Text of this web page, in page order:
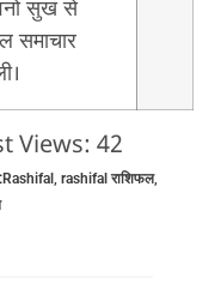
सुख से
समाचार
Views: 42
Rashifal , rashifal राशिफल,